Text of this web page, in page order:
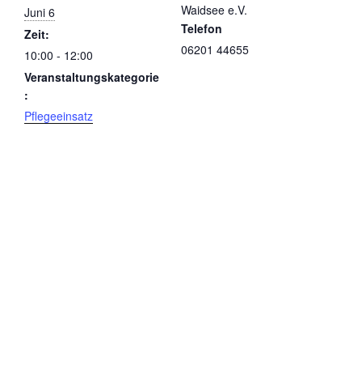
Juni 6
Zeit:
10:00 - 12:00
Veranstaltungskategorie
:
Pflegeeinsatz
Waidsee e.V.
Telefon
06201 44655